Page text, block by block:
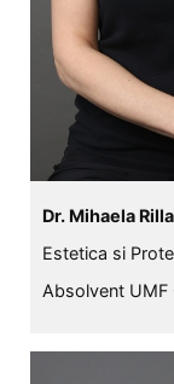
Dr. Mihaela
Estetica si
Absolvent UMF